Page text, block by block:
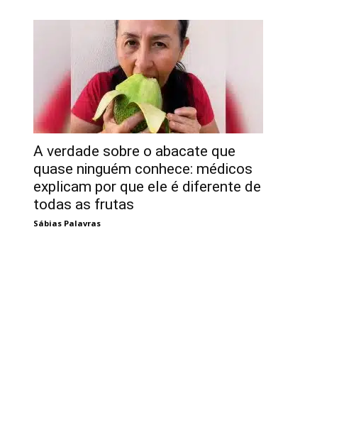
A verdade sobre o abacate que
quase ninguém conhece: médicos
explicam por que ele é diferente de
todas as frutas
Sábias Palavras